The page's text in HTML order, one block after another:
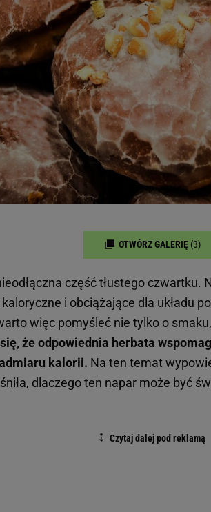
OTWÓRZ GALERIĘ (3)
część tłustego czwartku.
i obciążające dla układu
więc pomyśleć nie tylko o
że odpowiednia herbata
kalorii. Na ten temat
dlaczego ten napar może być